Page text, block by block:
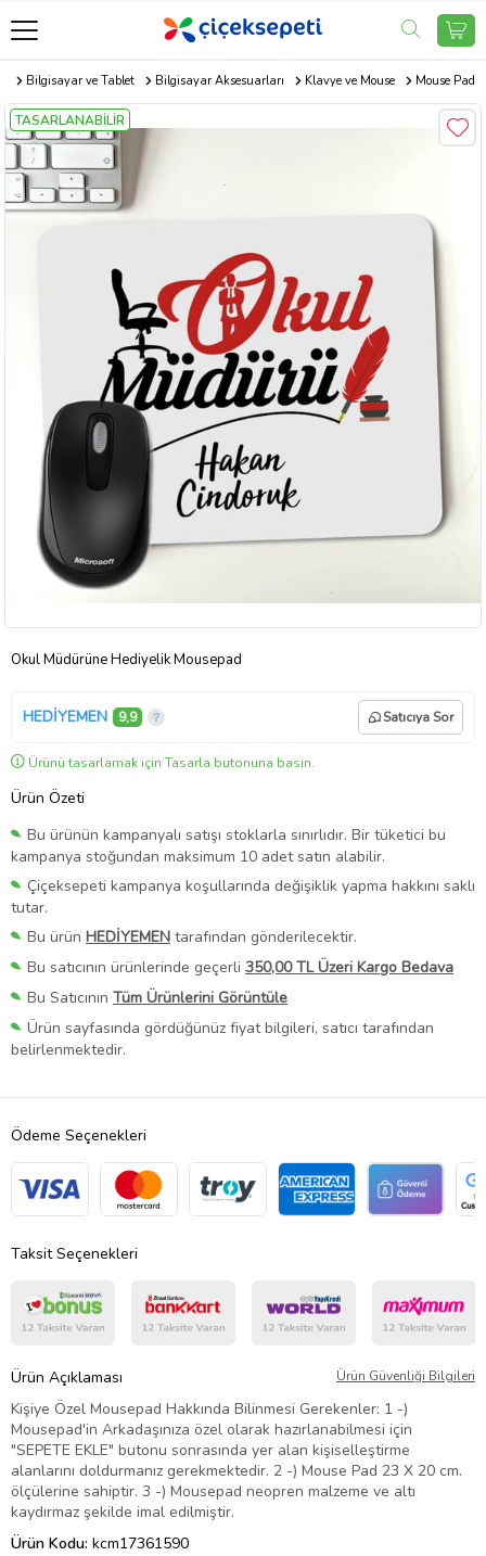
Bilgisayar ve Tablet Bilgisayar Aksesuarları Klavye ve Mouse Mouse Pad
TASARLANABİLİR
Okul Müdürüne Hediyelik Mousepad
HEDİYEMEN 9,9 Satıcıya Sor
Ürünü tasarlamak için Tasarla butonuna basın.
Ürün Özeti
Bu ürünün kampanyalı satışı stoklarla sınırlıdır. Bir tüketici bu
kampanya stoğundan maksimum 10 adet satın alabilir.
Çiçeksepeti kampanya koşullarında değişiklik yapma hakkını saklı
tutar.
Bu ürün HEDİYEMEN tarafından gönderilecektir.
Bu satıcının ürünlerinde geçerli 350,00 TL Üzeri Kargo Bedava
Bu Satıcının Tüm Ürünlerini Görüntüle
Ürün sayfasında gördüğünüz fiyat bilgileri, satıcı tarafından
belirlenmektedir.
Ödeme Seçenekleri
Taksit Seçenekleri
Ürün Açıklaması Ürün Güvenliği Bilgileri
Kişiye Özel Mousepad Hakkında Bilinmesi Gerekenler: 1 -)
Mousepad'in Arkadaşınıza özel olarak hazırlanabilmesi için
"SEPETE EKLE" butonu sonrasında yer alan kişiselleştirme
alanlarını doldurmanız gerekmektedir. 2 -) Mouse Pad 23 X 20 cm.
ölçülerine sahiptir. 3 -) Mousepad neopren malzeme ve altı
kaydırmaz şekilde imal edilmiştir.
Ürün Kodu: kcm17361590